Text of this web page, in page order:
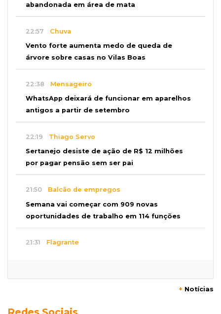
abandonada em área de mata
22:57 Chuva
Vento forte aumenta medo de queda de
árvore sobre casas no Vilas Boas
22:38 Mensageiro
WhatsApp deixará de funcionar em aparelhos
antigos a partir de setembro
22:19 Thiago Servo
Sertanejo desiste de ação de R$ 12 milhões
por pagar pensão sem ser pai
21:50 Balcão de empregos
Semana vai começar com 909 novas
oportunidades de trabalho em 114 funções
21:31 Flagrante
“Sinto que ela está por perto”, diz mãe de
+ Notícias